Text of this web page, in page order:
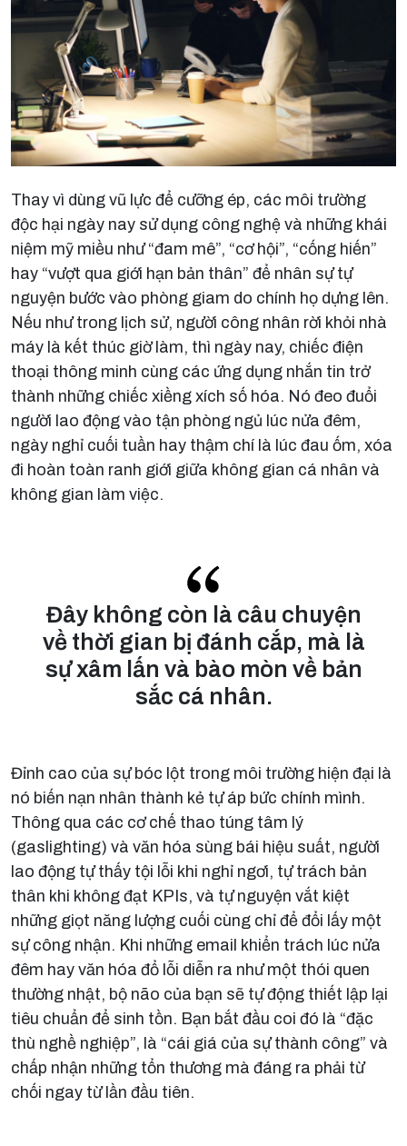
Thay vì dùng vũ lực để cưỡng ép, các môi trường
độc hại ngày nay sử dụng công nghệ và những khái
niệm mỹ miều như “đam mê”, “cơ hội”, “cống hiến”
hay “vượt qua giới hạn bản thân” để nhân sự tự
nguyện bước vào phòng giam do chính họ dựng lên.
Nếu như trong lịch sử, người công nhân rời khỏi nhà
máy là kết thúc giờ làm, thì ngày nay, chiếc điện
thoại thông minh cùng các ứng dụng nhắn tin trở
thành những chiếc xiềng xích số hóa. Nó đeo đuổi
người lao động vào tận phòng ngủ lúc nửa đêm,
ngày nghỉ cuối tuần hay thậm chí là lúc đau ốm, xóa
đi hoàn toàn ranh giới giữa không gian cá nhân và
không gian làm việc.
Đây không còn là câu chuyện
về thời gian bị đánh cắp, mà là
sự xâm lấn và bào mòn về bản
sắc cá nhân.
Đỉnh cao của sự bóc lột trong môi trường hiện đại là
nó biến nạn nhân thành kẻ tự áp bức chính mình.
Thông qua các cơ chế thao túng tâm lý
(gaslighting) và văn hóa sùng bái hiệu suất, người
lao động tự thấy tội lỗi khi nghỉ ngơi, tự trách bản
thân khi không đạt KPIs, và tự nguyện vắt kiệt
những giọt năng lượng cuối cùng chỉ để đổi lấy một
sự công nhận. Khi những email khiển trách lúc nửa
đêm hay văn hóa đổ lỗi diễn ra như một thói quen
thường nhật, bộ não của bạn sẽ tự động thiết lập lại
tiêu chuẩn để sinh tồn. Bạn bắt đầu coi đó là “đặc
thù nghề nghiệp”, là “cái giá của sự thành công” và
chấp nhận những tổn thương mà đáng ra phải từ
chối ngay từ lần đầu tiên.